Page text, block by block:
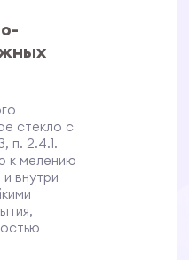
стекло с
п. 2.4.1.
к мелению
внутри